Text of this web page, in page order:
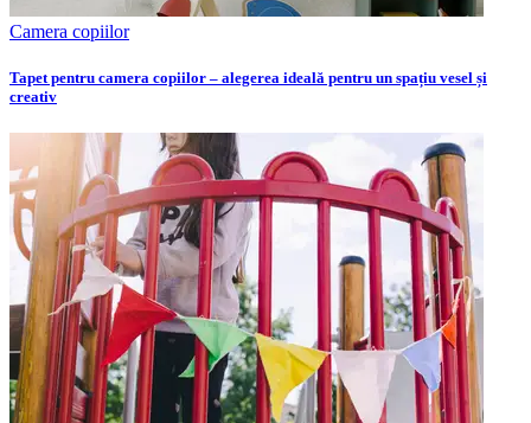
Camera copiilor
Tapet pentru camera copiilor – alegerea ideală pentru un spațiu vesel și
creativ